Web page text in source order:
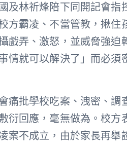
及林祈烽陪下同開記會指
方霸凌、不當管教，揪
戲弄、激怒，並威脅強迫
情就可以解決了」而必須
痛批學校吃案、洩密、調
衍回應，毫無做為。校
案不成立，由於家長再舉